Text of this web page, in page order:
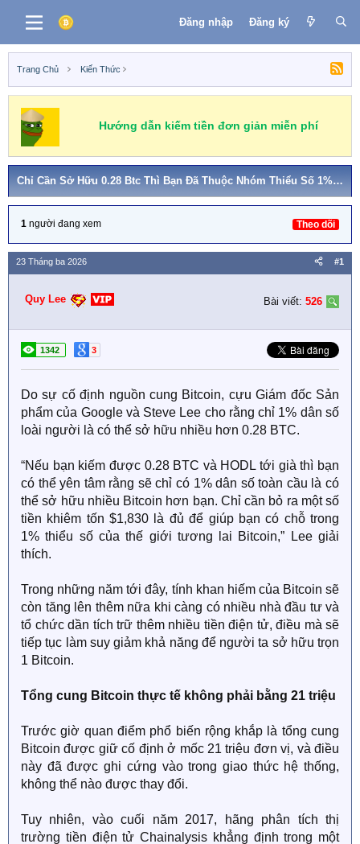
Đăng nhập Đăng ký
Trang Chủ Kiến Thức
Hướng dẫn kiếm tiền đơn giản miễn phí
Chỉ Cần Sở Hữu 0.28 Btc Thì Bạn Đã Thuộc Nhóm Thiểu Số 1% Dân Số
1 người đang xem Theo dõi
23 Tháng ba 2026 #1
Quy Lee Bài viết: 526
1342 3
Do sự cố định nguồn cung Bitcoin, cựu Giám đốc Sản
phẩm của Google và Steve Lee cho rằng chỉ 1% dân số
loài người là có thể sở hữu nhiều hơn 0.28 BTC.
“Nếu bạn kiếm được 0.28 BTC và HODL tới già thì bạn
có thể yên tâm rằng sẽ chỉ có 1% dân số toàn cầu là có
thể sở hữu nhiều Bitcoin hơn bạn. Chỉ cần bỏ ra một số
tiền khiêm tốn $1,830 là đủ để giúp bạn có chỗ trong
1% thiểu số của thế giới tương lai Bitcoin,” Lee giải
thích.
Trong những năm tới đây, tính khan hiếm của Bitcoin sẽ
còn tăng lên thêm nữa khi càng có nhiều nhà đầu tư và
tổ chức dần tích trữ thêm nhiều tiền điện tử, điều mà sẽ
tiếp tục làm suy giảm khả năng để người ta sở hữu trọn
1 Bitcoin.
Tổng cung Bitcoin thực tế không phải bằng 21 triệu
Trước giờ quan điểm phổ biến rộng khắp là tổng cung
Bitcoin được giữ cố định ở mốc 21 triệu đơn vị, và điều
này đã được ghi cứng vào trong giao thức hệ thống,
không thể nào được thay đổi.
Tuy nhiên, vào cuối năm 2017, hãng phân tích thị
trường tiền điện tử Chainalysis khẳng định trong một